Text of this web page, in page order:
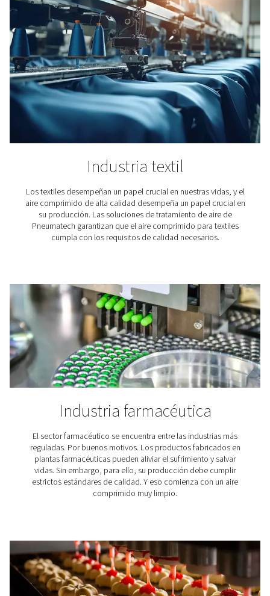
Gama de filtros: grados y
Pneumatech ofrece los siguientes grados y tipos de
P: prefiltro coalescente y de partículas para uso
G: filtros coalescentes para protección general;
eliminación de partículas sólidas y aerosol de aceite
C: filtros coalescentes de alto rendimiento para
protección general, eliminación de partículas sólidas
eliminación de partículas sólidas
D: filtros de partículas de alto rendimiento para
contra el polvo y eliminación de partículas sólidas
V: filtro para la eliminación de vapores y olores